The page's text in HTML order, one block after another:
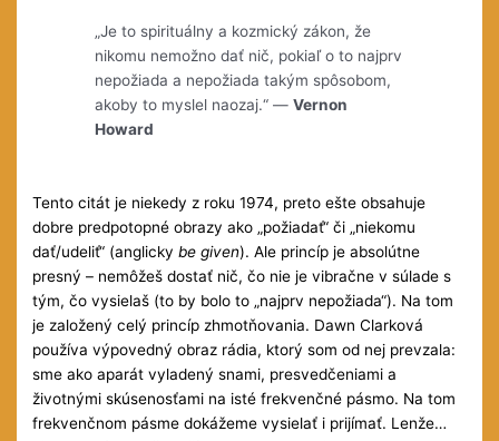
„Je to spirituálny a kozmický zákon, že
nikomu nemožno dať nič, pokiaľ o to najprv
nepožiada a nepožiada takým spôsobom,
akoby to myslel naozaj.“ —Vernon
Howard
Tento citát je niekedy z roku 1974, preto ešte obsahuje
dobre predpotopné obrazy ako „požiadať“ či „niekomu
dať/udeliť“ (anglickybe given). Ale princíp je absolútne
presný – nemôžeš dostať nič, čo nie je vibračne v súlade s
tým, čo vysielaš (to by bolo to „najprv nepožiada“). Na tom
je založený celý princíp zhmotňovania. Dawn Clarková
používa výpovedný obraz rádia, ktorý som od nej prevzala:
sme ako aparát vyladený snami, presvedčeniami a
životnými skúsenosťami na isté frekvenčné pásmo. Na tom
frekvenčnom pásme dokážeme vysielať i prijímať. Lenže…